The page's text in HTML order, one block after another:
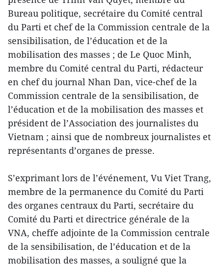
Bureau politique, secrétaire du Comité central
du Parti et chef de la Commission centrale de la
sensibilisation, de l’éducation et de la
mobilisation des masses ; de Le Quoc Minh,
membre du Comité central du Parti, rédacteur
en chef du journal Nhan Dan, vice-chef de la
Commission centrale de la sensibilisation, de
l’éducation et de la mobilisation des masses et
président de l’Association des journalistes du
Vietnam ; ainsi que de nombreux journalistes et
représentants d’organes de presse.
S’exprimant lors de l’événement, Vu Viet Trang,
membre de la permanence du Comité du Parti
des organes centraux du Parti, secrétaire du
Comité du Parti et directrice générale de la
VNA, cheffe adjointe de la Commission centrale
de la sensibilisation, de l’éducation et de la
mobilisation des masses, a souligné que la